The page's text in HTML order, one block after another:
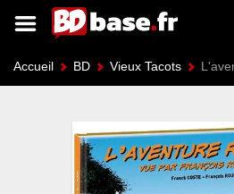
Accueil BD Vieux Tacots